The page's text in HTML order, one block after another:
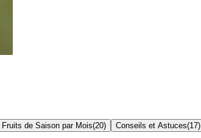
Fruits de Saison par Mois(20) Conseils et Astuces(17)